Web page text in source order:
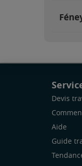
Devis
Aide
Guide